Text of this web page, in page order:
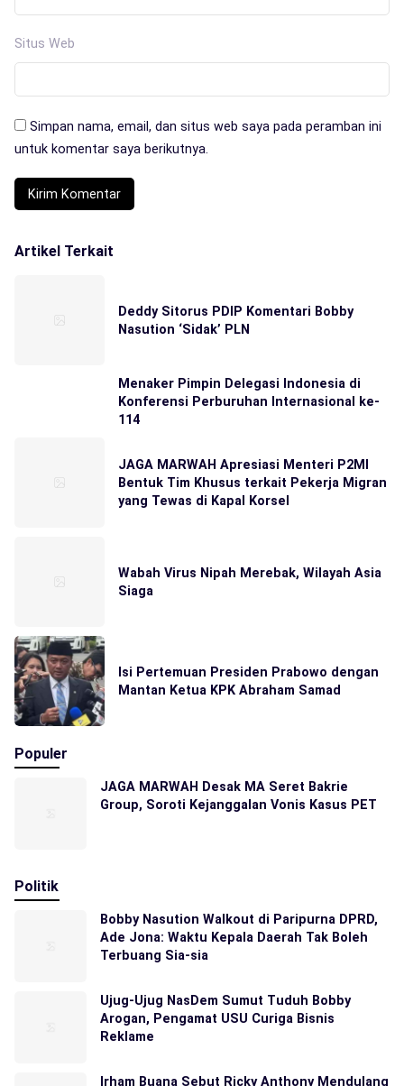
Situs Web
Simpan nama, email, dan situs web saya pada peramban ini
untuk komentar saya berikutnya.
Artikel Terkait
Deddy Sitorus PDIP Komentari Bobby
Nasution ‘Sidak’ PLN
Menaker Pimpin Delegasi Indonesia di
Konferensi Perburuhan Internasional ke-
114
JAGA MARWAH Apresiasi Menteri P2MI
Bentuk Tim Khusus terkait Pekerja Migran
yang Tewas di Kapal Korsel
Wabah Virus Nipah Merebak, Wilayah Asia
Siaga
Isi Pertemuan Presiden Prabowo dengan
Mantan Ketua KPK Abraham Samad
Populer
JAGA MARWAH Desak MA Seret Bakrie
Group, Soroti Kejanggalan Vonis Kasus PET
Politik
Bobby Nasution Walkout di Paripurna DPRD,
Ade Jona: Waktu Kepala Daerah Tak Boleh
Terbuang Sia-sia
Ujug-Ujug NasDem Sumut Tuduh Bobby
Arogan, Pengamat USU Curiga Bisnis
Reklame
Irham Buana Sebut Ricky Anthony Mendulang